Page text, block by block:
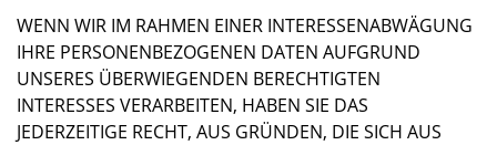
WENN WIR IM RAHMEN EINER INTERESSENABWÄGUNG
IHRE PERSONENBEZOGENEN DATEN AUFGRUND
UNSERES ÜBERWIEGENDEN BERECHTIGTEN
INTERESSES VERARBEITEN, HABEN SIE DAS
JEDERZEITIGE RECHT, AUS GRÜNDEN, DIE SICH AUS